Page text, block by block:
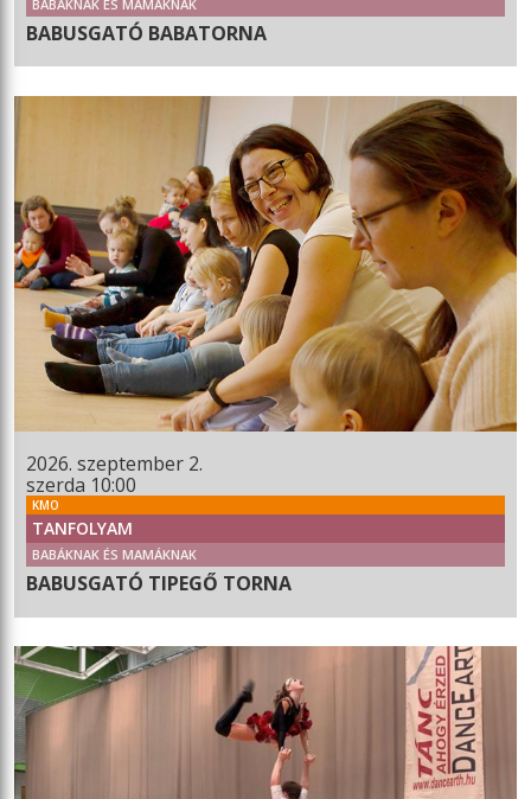
BABÁKNAK ÉS MAMÁKNAK
BABUSGATÓ BABATORNA
2026. szeptember 2.
szerda 10:00
KMO
TANFOLYAM
BABÁKNAK ÉS MAMÁKNAK
BABUSGATÓ TIPEGŐ TORNA